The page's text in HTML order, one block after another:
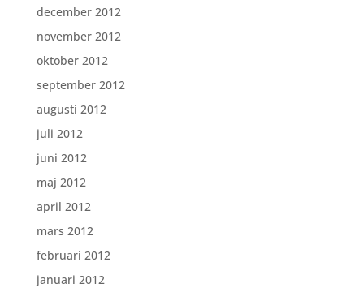
december 2012
november 2012
oktober 2012
september 2012
augusti 2012
juli 2012
juni 2012
maj 2012
april 2012
mars 2012
februari 2012
januari 2012